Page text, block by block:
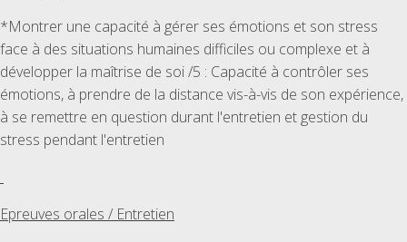
*Montrer une capacité à gérer ses émotions et son stress
face à des situations humaines difficiles ou complexe et à
développer la maîtrise de soi /5 : Capacité à contrôler ses
émotions, à prendre de la distance vis-à-vis de son expérience,
à se remettre en question durant l'entretien et gestion du
stress pendant l'entretien
Epreuves orales / Entretien